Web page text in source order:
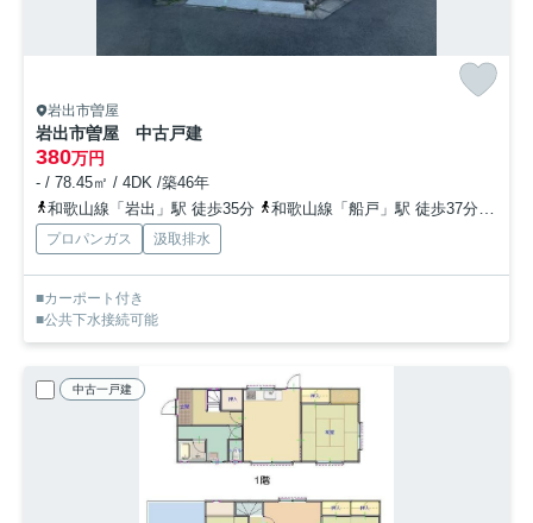
岩出市曽屋
岩出市曽屋 中古戸建
380万円
- / 78.45㎡ / 4DK /築46年
和歌山線「岩出」駅 徒歩35分
和歌山線「船戸」駅 徒歩37分
プロパンガス 汲取排水
■カーポート付き
■公共下水接続可能
中古一戸建